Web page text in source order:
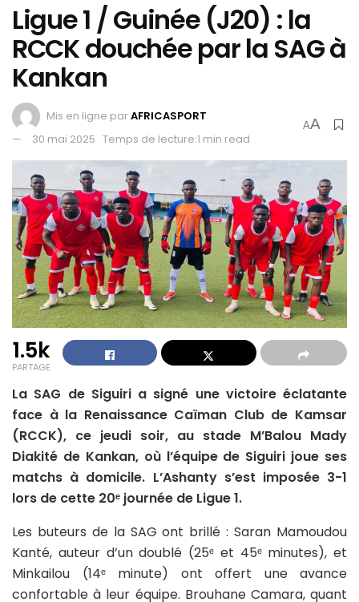
Ligue 1 / Guinée (J20) : la
RCCK douchée par la SAG à
Kankan
Mis en ligne parAFRICASPORT
30 mai 2025 Temps de lecture:1 min read
AA
1.5k
PARTAGE
La SAG de Siguiri a signé une victoire éclatante
face à la Renaissance Caïman Club de Kamsar
(RCCK), ce jeudi soir, au stade M’Balou Mady
Diakité de Kankan, où l’équipe de Siguiri joue ses
matchs à domicile. L’Ashanty s’est imposée 3-1
lors de cette 20ᵉ journée de Ligue 1.
Les buteurs de la SAG ont brillé : Saran Mamoudou
Kanté, auteur d’un doublé (25ᵉ et 45ᵉ minutes), et
Minkailou (14ᵉ minute) ont offert une avance
confortable à leur équipe. Brouhane Camara, quant